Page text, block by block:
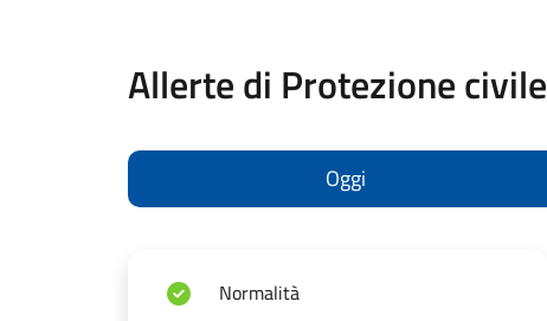
Allerte di Protezione civile
Oggi
Normalità